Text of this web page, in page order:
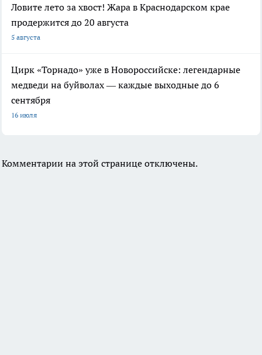
Ловите лето за хвост! Жара в Краснодарском крае
продержится до 20 августа
5 августа
Цирк «Торнадо» уже в Новороссийске: легендарные
медведи на буйволах — каждые выходные до 6
сентября
16 июля
Комментарии на этой странице отключены.